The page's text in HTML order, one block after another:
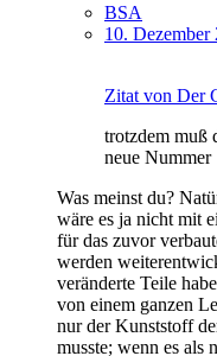
BSA
10. Dezember
Zitat von Der
trotzdem muß
neue Nummer
Was meinst du?
wäre es ja nicht mit
für das zuvor
werden
veränderte Teile
von einem ganzen
nur der Kunststoff
musste; wenn es als